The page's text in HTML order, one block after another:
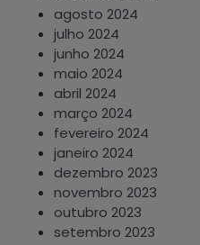
agosto 2024
julho 2024
junho 2024
maio 2024
abril 2024
março 2024
fevereiro 2024
janeiro 2024
dezembro 2023
novembro 2023
outubro 2023
setembro 2023